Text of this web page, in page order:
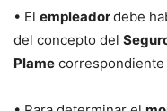
• El empleadordebe
del concepto del
Plame